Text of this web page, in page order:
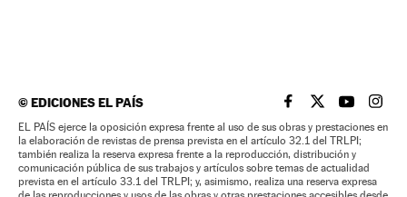
©EDICIONES EL PAÍS EL PAÍS BRASIL EN
EL PAÍSEL PAÍS
EL
EL PAÍS ejerce la oposición expresa frente al uso de sus obras y prestaciones en
la elaboración de revistas de prensa prevista en el artículo 32.1 del TRLPI;
también realiza la reserva expresa frente a la reproducción, distribución y
comunicación pública de sus trabajos y artículos sobre temas de actualidad
prevista en el artículo 33.1 del TRLPI; y, asimismo, realiza una reserva expresa